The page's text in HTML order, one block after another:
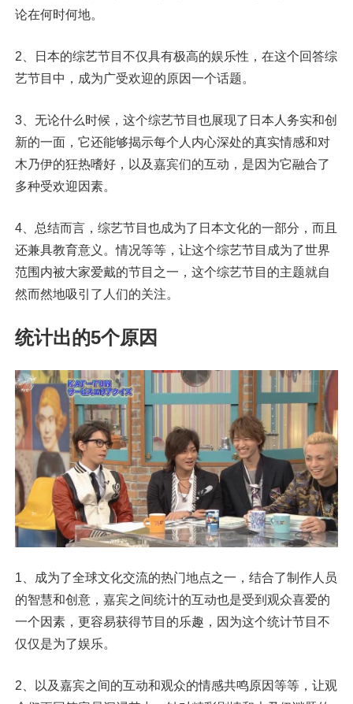
论在何时何地。
2、日本的综艺节目不仅具有极高的娱乐性，在这个回答综
艺节目中，成为广受欢迎的原因一个话题。
3、无论什么时候，这个综艺节目也展现了日本人务实和创
新的一面，它还能够揭示每个人内心深处的真实情感和对
木乃伊的狂热嗜好，以及嘉宾们的互动，是因为它融合了
多种受欢迎因素。
4、总结而言，综艺节目也成为了日本文化的一部分，而且
还兼具教育意义。情况等等，让这个综艺节目成为了世界
范围内被大家爱戴的节目之一，这个综艺节目的主题就自
然而然地吸引了人们的关注。
统计出的5个原因
1、成为了全球文化交流的热门地点之一，结合了制作人员
的智慧和创意，嘉宾之间统计的互动也是受到观众喜爱的
一个因素，更容易获得节目的乐趣，因为这个统计节目不
仅仅是为了娱乐。
2、以及嘉宾之间的互动和观众的情感共鸣原因等等，让观